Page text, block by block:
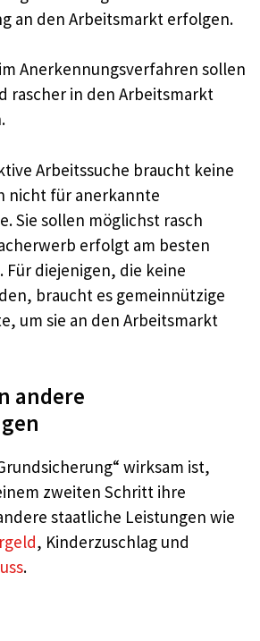
an den Arbeitsmarkt erfolgen.
Anerkennungsverfahren sollen
rascher in den Arbeitsmarkt
Arbeitssuche braucht keine
nicht für anerkannte
Sie sollen möglichst rasch
erfolgt am besten
diejenigen, die keine
braucht es gemeinnützige
um sie an den Arbeitsmarkt
andere
wirksam ist,
zweiten Schritt ihre
staatliche Leistungen wie
, Kinderzuschlag und
.